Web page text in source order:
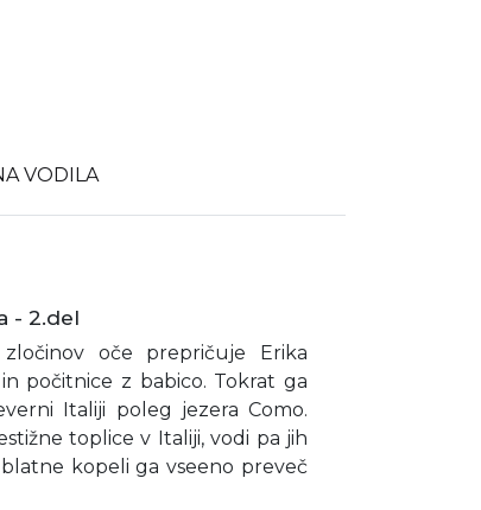
VODILA
- 2.del
oče prepričuje Erika
počitnice z babico. Tokrat ga
Italiji poleg jezera Como.
toplice v Italiji, vodi pa jih
kopeli ga vseeno preveč